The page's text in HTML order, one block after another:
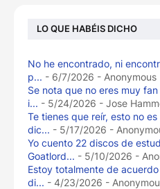
LO QUE HABÉIS DICHO
No he encontrado, ni
p... - 6/7/2026 - Anonymous
Se nota que no eres muy
i... - 5/24/2026 - Jose
Te tienes que reír, esto no
dic... - 5/17/2026 -
Yo cuento 22 discos de
Goatlord... - 5/10/2026 -
Estoy totalmente de
di... - 4/23/2026 -